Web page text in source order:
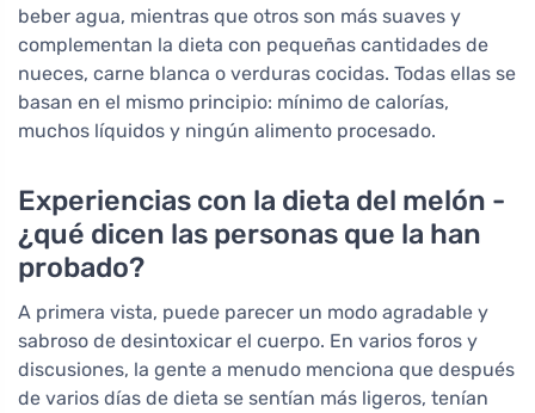
beber agua, mientras que otros son más suaves y
complementan la dieta con pequeñas cantidades de
nueces, carne blanca o verduras cocidas. Todas ellas se
basan en el mismo principio: mínimo de calorías,
muchos líquidos y ningún alimento procesado.
Experiencias con la dieta del melón -
¿qué dicen las personas que la han
probado?
A primera vista, puede parecer un modo agradable y
sabroso de desintoxicar el cuerpo. En varios foros y
discusiones, la gente a menudo menciona que después
de varios días de dieta se sentían más ligeros, tenían